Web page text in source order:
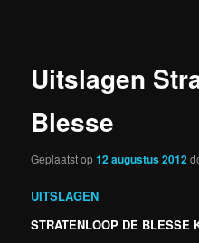
Uitslagen
Blesse
Geplaatst op12 augustus 2012
UITSLAGEN
STRATENLOOP DE BLESSE